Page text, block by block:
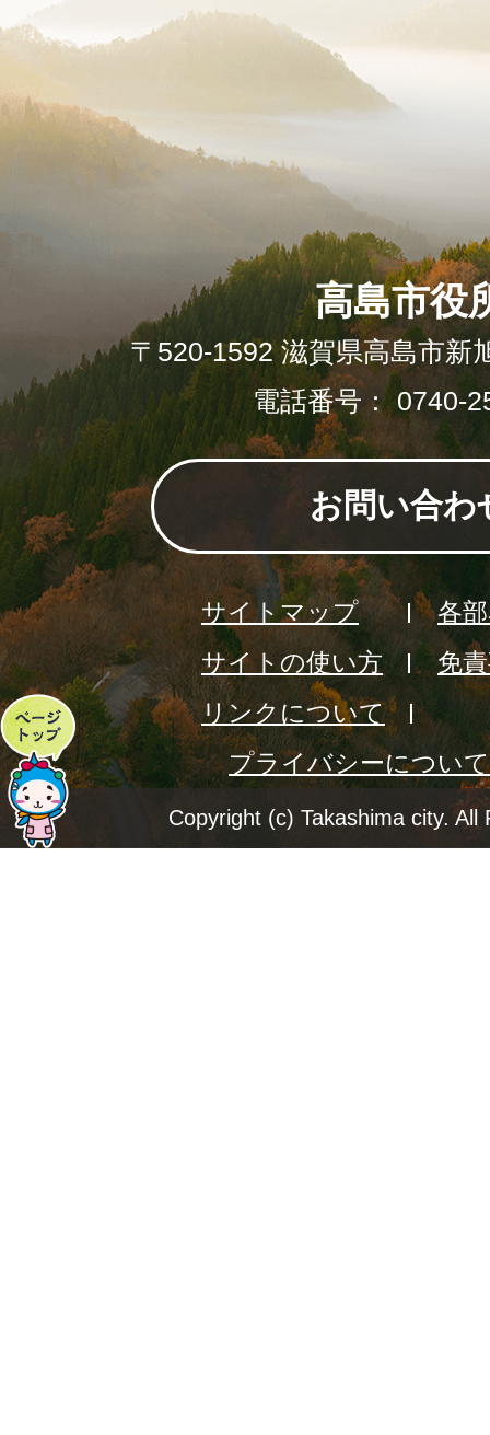
ペ
ー
ジ
高島市役
〒520-1592 滋賀県高島市新
電話番号： 0740-
お問い合わ
サイトマップ
各
サイトの使い方
免
リンクについて
プライバシーについて
Copyright (c) Takashima city. All